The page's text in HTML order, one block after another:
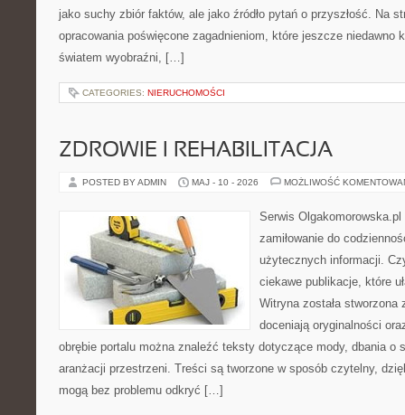
jako suchy zbiór faktów, ale jako źródło pytań o przyszłość. Na
opracowania poświęcone zagadnieniom, które jeszcze niedawno
światem wyobraźni, […]
CATEGORIES: NIERUCHOMOŚCI
ZDROWIE I REHABILITACJA
POSTED BY ADMIN MAJ - 10 - 2026 MOŻLIWOŚĆ
Serwis
zamiłowanie do
użytecznych informacji.
ciekawe publikacje, które
Witryna została
doceniają oryginalności
obrębie portalu można znaleźć teksty dotyczące mody, dbania o
aranżacji przestrzeni. Treści są tworzone w sposób czytelny,
mogą bez problemu odkryć […]